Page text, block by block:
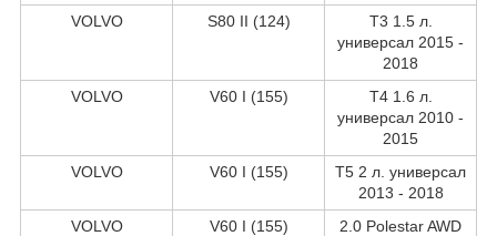
VOLVO
S80 II (124)
T3 1.5 л.
универсал 2015 -
2018
VOLVO
V60 I (155)
T4 1.6 л.
универсал 2010 -
2015
VOLVO
V60 I (155)
T5 2 л. универсал
2013 - 2018
VOLVO
V60 I (155)
2.0 Polestar AWD